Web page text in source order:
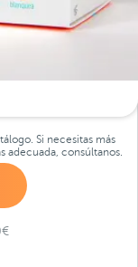
Si necesitas más
adecuada, consúltanos.